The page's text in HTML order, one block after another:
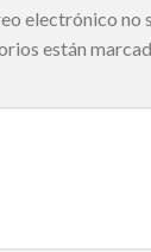
electrónico no
están